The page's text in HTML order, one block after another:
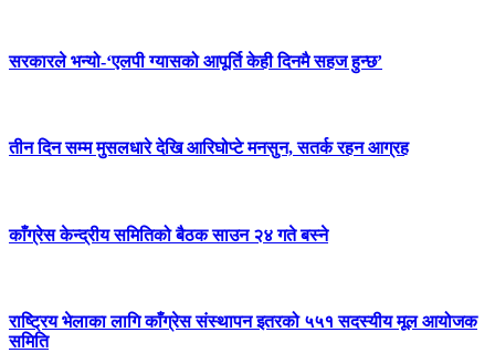
सरकारले भन्यो-‘एलपी ग्यासको आपूर्ति केही दिनमै सहज हुन्छ’
तीन दिन सम्म मुसलधारे देखि आरिघोप्टे मनसुन, सतर्क रहन आग्रह
काँग्रेस केन्द्रीय समितिको बैठक साउन २४ गते बस्ने
राष्ट्रिय भेलाका लागि काँग्रेस संस्थापन इतरको ५५१ सदस्यीय मूल आयोजक
समिति